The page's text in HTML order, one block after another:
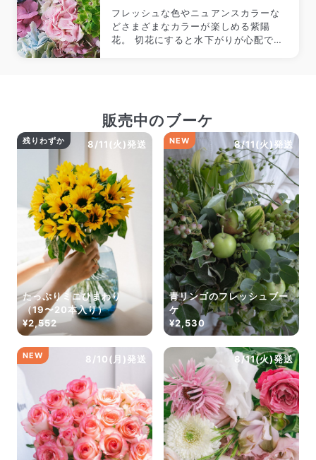
フレッシュな色やニュアンスカラーな
どさまざまなカラーが楽しめる紫陽
花。 切花にすると水下がりが心配です
販売中のブーケ
8/11(火)発送
残りわずか
たっぷりミニひまわり
（19〜20本入り）
¥2,552
8/11(火)発送
NEW
青リンゴのフレッシュブー
ケ
¥2,530
8/10(月)発送
NEW 8/11(火)発送